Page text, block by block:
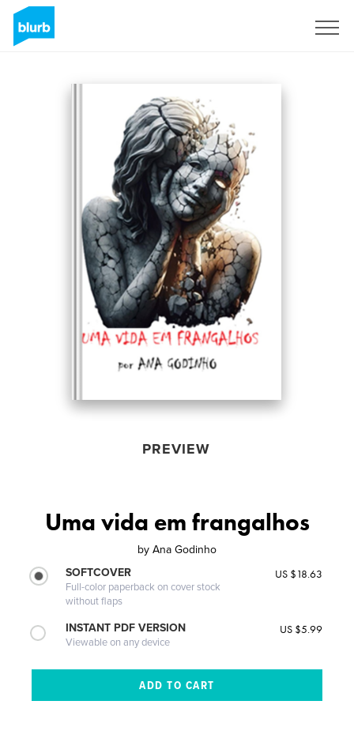
PREVIEW
Uma vida em frangalhos
by Ana Godinho
SOFTCOVER
Full-color paperback on cover stock
without flaps
US $18.63
INSTANT PDF VERSION
Viewable on any device
US $5.99